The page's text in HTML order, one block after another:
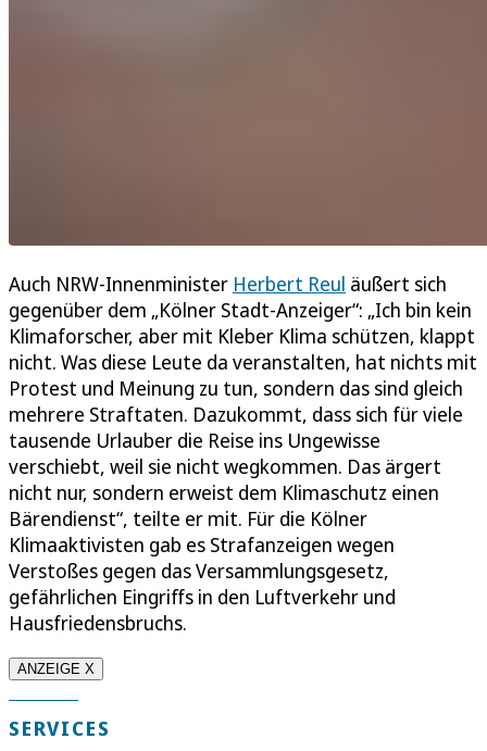
Auch NRW-Innenminister Herbert Reul äußert sich
gegenüber dem „Kölner Stadt-Anzeiger“: „Ich bin kein
Klimaforscher, aber mit Kleber Klima schützen, klappt
nicht. Was diese Leute da veranstalten, hat nichts mit
Protest und Meinung zu tun, sondern das sind gleich
mehrere Straftaten. Dazukommt, dass sich für viele
tausende Urlauber die Reise ins Ungewisse
verschiebt, weil sie nicht wegkommen. Das ärgert
nicht nur, sondern erweist dem Klimaschutz einen
Bärendienst“, teilte er mit. Für die Kölner
Klimaaktivisten gab es Strafanzeigen wegen
Verstoßes gegen das Versammlungsgesetz,
gefährlichen Eingriffs in den Luftverkehr und
Hausfriedensbruchs.
ANZEIGE X
SERVICES